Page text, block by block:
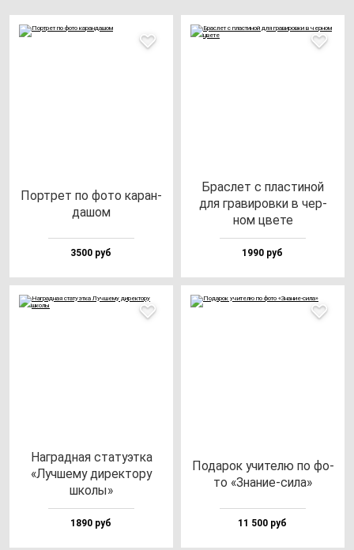
Пор­трет по фо­то ка­ран­
да­шом
3500 руб
Брас­лет с плас­ти­ной
для гра­ви­ров­ки в чер­
ном цве­те
1990 руб
Наг­рад­ная ста­ту­эт­ка
«Луч­ше­му ди­рек­то­ру
шко­лы»
1890 руб
Пода­рок учи­те­лю по фо­
то «Зна­ние-си­ла»
11 500 руб